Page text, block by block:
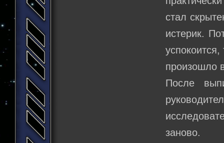
стал
истерик.
произошло
После
заново.